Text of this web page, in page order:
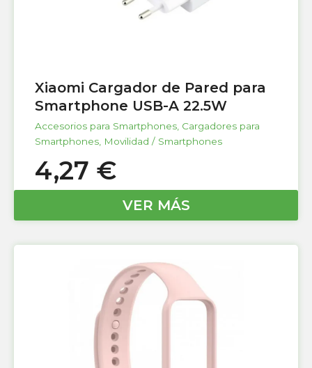
Xiaomi Cargador de Pared para
Smartphone USB-A 22.5W
Accesorios para Smartphones, Cargadores para
Smartphones, Movilidad / Smartphones
4,27 €
VER MÁS